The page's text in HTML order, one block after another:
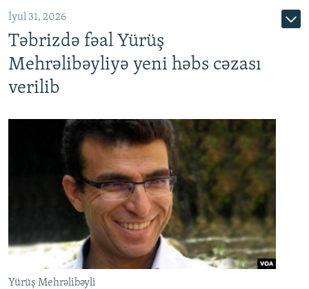
İyul 31, 2026
Təbrizdə fəal Yürüş
Mehrəlibəyliyə yeni həbs cəzası
verilib
Yürüş Mehrəlibəyli